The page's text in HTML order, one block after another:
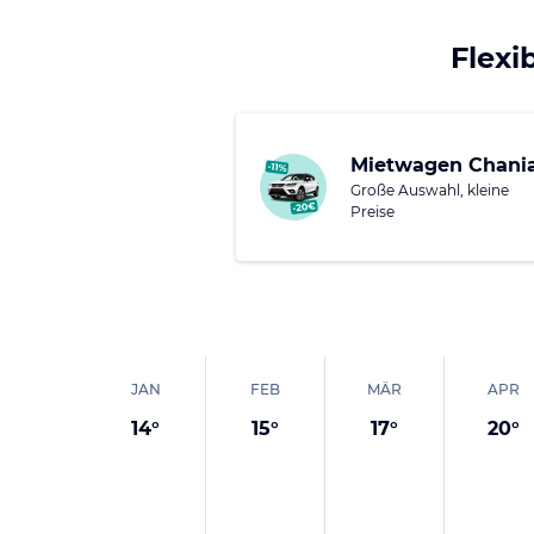
Museum
Mietwagen
Große Auswahl, kleine
Preise
JAN
14°
FEB
15°
MÄR
17°
APR
20°